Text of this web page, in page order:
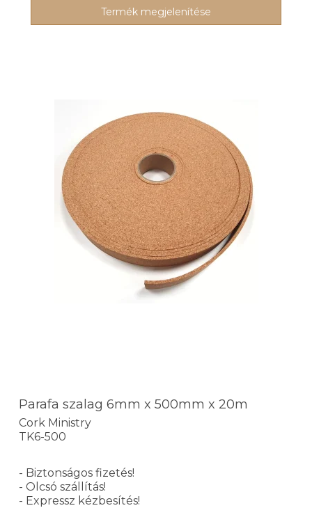
Termék megjelenítése
Parafa szalag 6mm x 500mm x 20m
Cork Ministry
TK6-500
- Biztonságos fizetés!
- Olcsó szállítás!
- Expressz kézbesítés!